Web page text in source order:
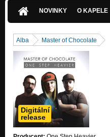
Countdown
Last Embrace
Last Embrace
Countdown (Synthwave remix)
Countdown Remixes
One Step Heavier
One Step Heavier
NOVINKY O KAPELE
Alba Master of Chocolate
Digitální
release